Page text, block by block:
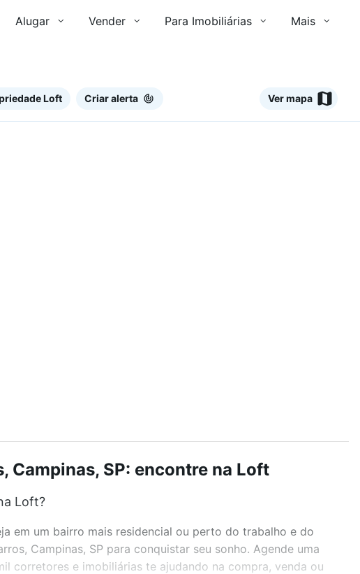
Alugar Vender Para Imobiliárias Mais
Loft Criar alerta Ver mapa
Campinas, SP: encontre na Loft
Loft?
em um bairro mais residencial ou perto do trabalho e do
Campinas, SP para conquistar seu sonho. Agende uma
corretores e imobiliárias te ajudando na compra, venda ou